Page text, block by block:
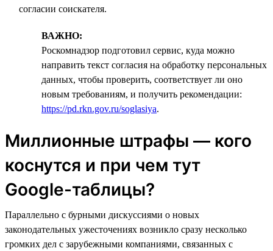
согласии соискателя.
ВАЖНО:
Роскомнадзор подготовил сервис, куда можно
направить текст согласия на обработку персональных
данных, чтобы проверить, соответствует ли оно
новым требованиям, и получить рекомендации:
https://pd.rkn.gov.ru/soglasiya.
Миллионные штрафы — кого
коснутся и при чем тут
Google-таблицы?
Параллельно с бурными дискуссиями о новых
законодательных ужесточениях возникло сразу несколько
громких дел с зарубежными компаниями, связанных с